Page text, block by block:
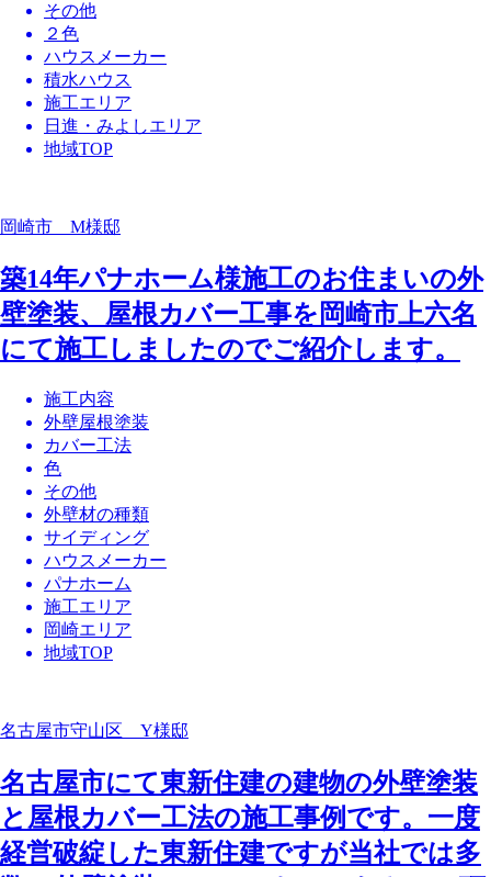
その他
２色
ハウスメーカー
積水ハウス
施工エリア
日進・みよしエリア
地域TOP
岡崎市 M様邸
築14年パナホーム様施工のお住まいの外
壁塗装、屋根カバー工事を岡崎市上六名
にて施工しましたのでご紹介します。
施工内容
外壁屋根塗装
カバー工法
色
その他
外壁材の種類
サイディング
ハウスメーカー
パナホーム
施工エリア
岡崎エリア
地域TOP
名古屋市守山区 Y様邸
名古屋市にて東新住建の建物の外壁塗装
と屋根カバー工法の施工事例です。一度
経営破綻した東新住建ですが当社では多